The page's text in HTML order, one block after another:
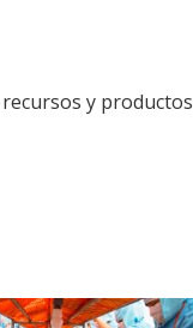
y productos